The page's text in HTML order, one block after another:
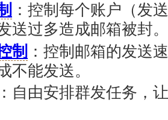
：控制每个账户（发
送过多造成邮箱被封。
制 ：控制邮箱的发送
不能发送。
：自由安排群发任务，